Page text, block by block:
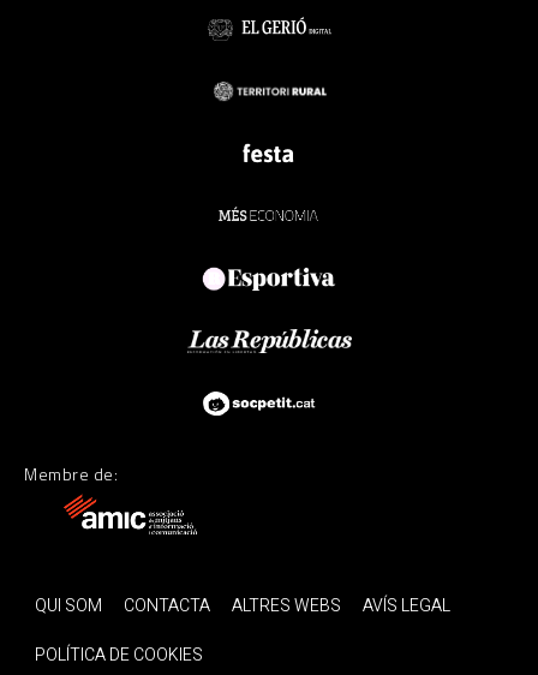
Membre de:
QUI SOM CONTACTA ALTRES WEBS
AVÍS LEGAL
POLÍTICA DE COOKIES